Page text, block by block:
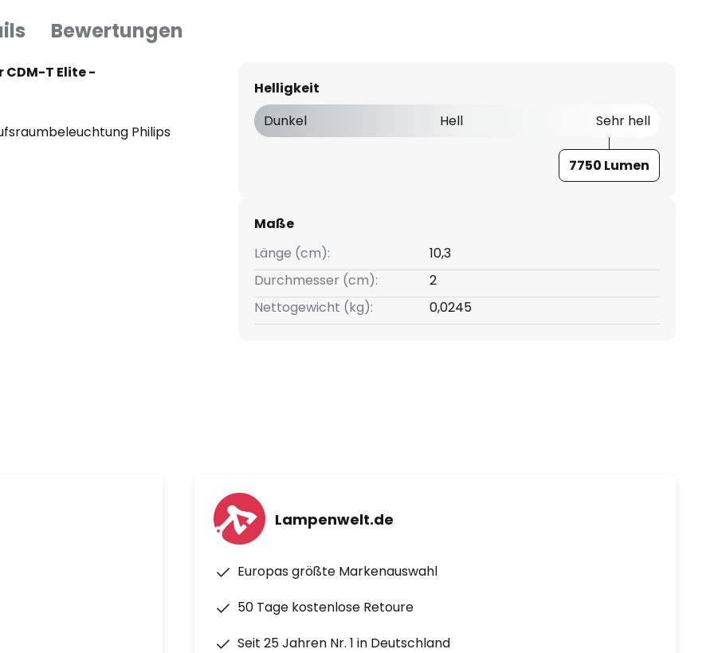
Bewertungen
T Elite -
Philips
bis Ende
gesamte Lebensdauer
(35W), 7.300 lm (70W)
Helligkeit
Dunkel
Hell Sehr hell
7750 Lumen
Maße
Länge (cm):
10,3
Durchmesser (cm):
2
Nettogewicht (kg):
0,0245
Lampenwelt.de
Europas größte Markenauswahl
50 Tage kostenlose Retoure
Seit 25 Jahren Nr. 1 in Deutschland